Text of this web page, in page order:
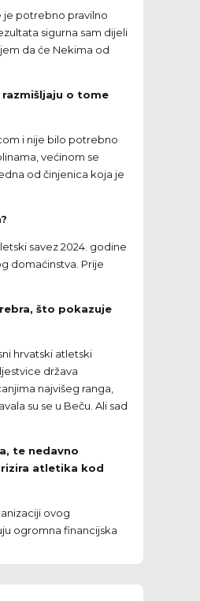
je potrebno pravilno
sigurna sam dijeli
da će Nekima od
o tome
i nije bilo potrebno
većinom se
od činjenica koja je
savez 2024. godine
domaćinstva. Prije
što pokazuje
hrvatski atletski
država
najvišeg ranga,
su se u Beču. Ali sad
te nedavno
atletika kod
ovog
ogromna financijska